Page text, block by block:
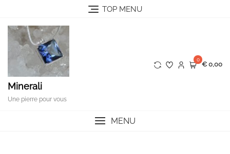
content
TOP MENU
Minerali
Une pierre pour vous
0
€ 0,00
MENU